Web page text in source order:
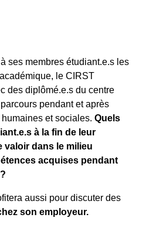
ses membres étudiant.e.s les
le CIRST
des diplômé.e.s du centre
pendant et après
humaines et sociales.Quels
à la fin de leur
valoir dans le milieu
acquises pendant
aussi pour discuter des
son employeur.